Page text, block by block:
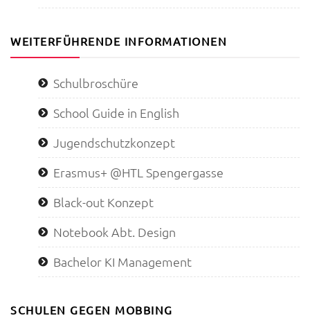
WEITERFÜHRENDE INFORMATIONEN
Schulbroschüre
School Guide in English
Jugendschutzkonzept
Erasmus+ @HTL Spengergasse
Black-out Konzept
Notebook Abt. Design
Bachelor KI Management
SCHULEN GEGEN MOBBING